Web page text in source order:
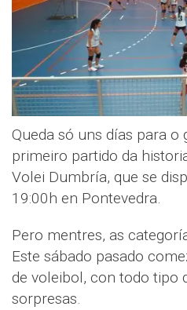
Queda só uns días para o
primeiro partido da
Volei Dumbría, que se
19:00h en Pontevedra.
Pero mentres, as
Este sábado pasado
de voleibol, con todo tipo
sorpresas.